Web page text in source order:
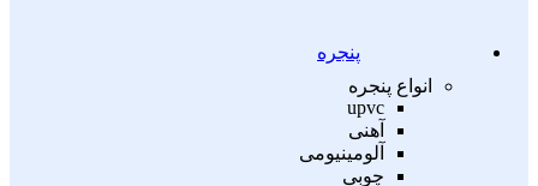
پنجره
انواع پنجره
upvc
آهنی
آلومینیومی
چوبی